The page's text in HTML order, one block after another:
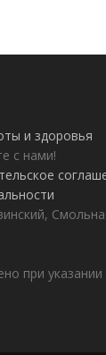
и здоровья
с нами!
при